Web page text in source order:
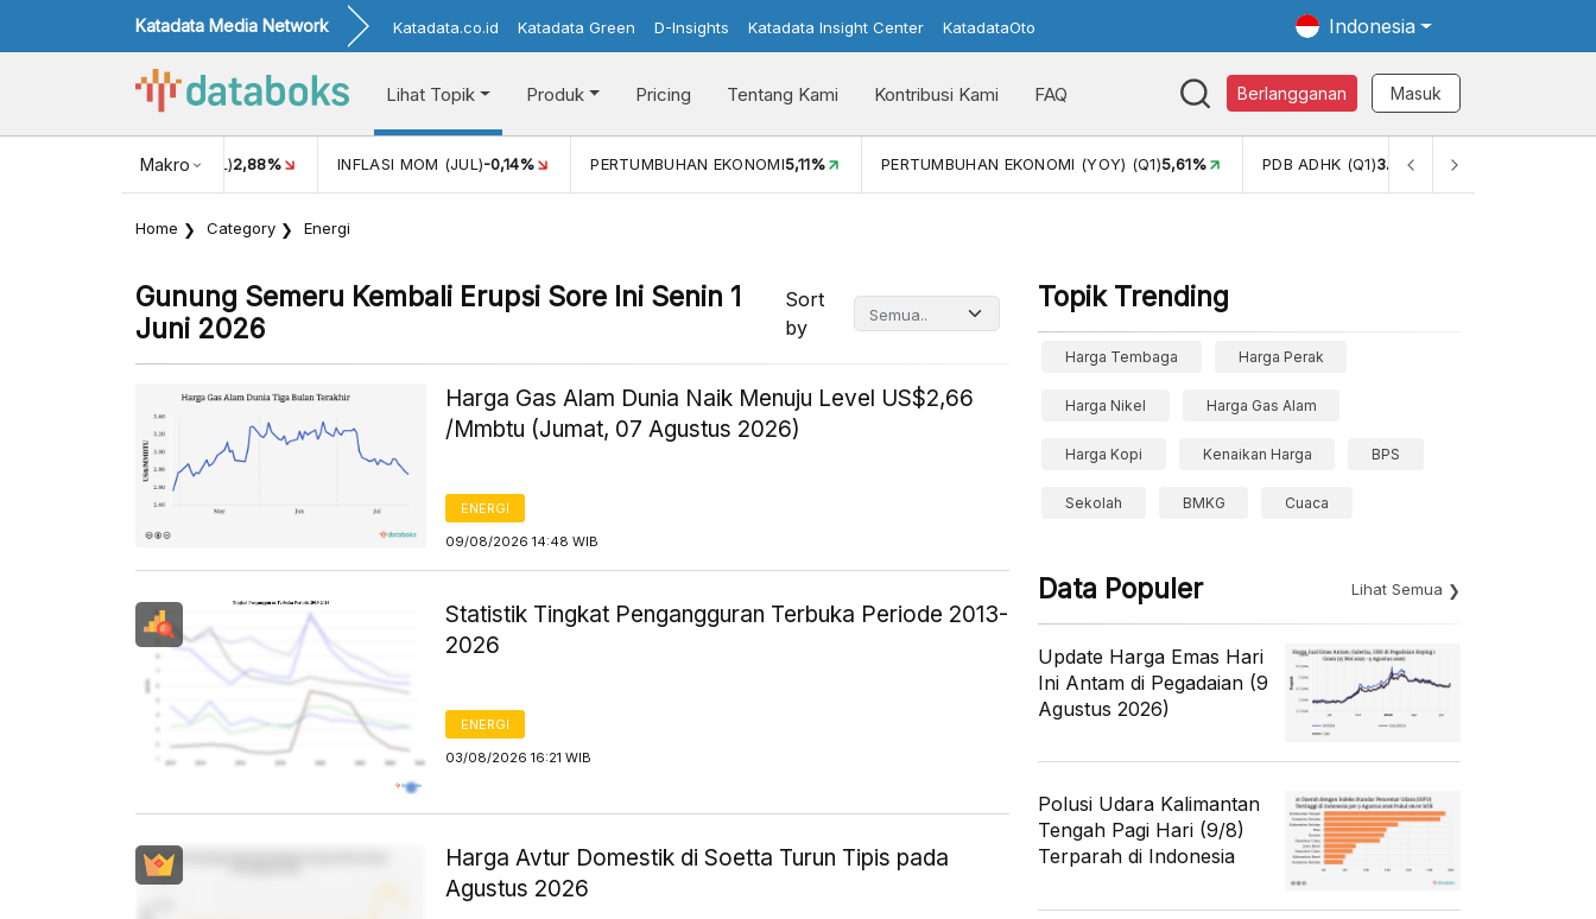
Katadata Media Network Katadata.co.id Katadata Green D-Insights Katadata Insight Center KatadataOto Indonesia
Lihat Topik Produk Pricing Tentang Kami Kontribusi Kami FAQ Berlangganan Masuk
Makro
INFLASI MOM (JUL)-0,14% PERTUMBUHAN EKONOMI5,11% PERTUMBUHAN EKONOMI (YOY) (Q1) 5,61% PDB ADHK (Q1) 3.447,70 GINI RASIO (SEM2)0,38 PERSENTASE
Home Category Energi
Gunung Semeru Kembali Erupsi Sore Ini Senin 1
Juni 2026
Sort
by
Harga Gas Alam Dunia Naik Menuju Level US$2,66
/Mmbtu (Jumat, 07 Agustus 2026)
ENERGI
09/08/2026 14:48 WIB
Statistik Tingkat Pengangguran Terbuka Periode 2013-
2026
ENERGI
03/08/2026 16:21 WIB
Harga Avtur Domestik di Soetta Turun Tipis pada
Agustus 2026
Topik Trending
Harga Tembaga Harga Perak
Harga Nikel Harga Gas Alam
Harga Kopi Kenaikan Harga BPS
Sekolah BMKG Cuaca
Data Populer Lihat Semua
Update Harga Emas Hari
Ini Antam di Pegadaian (9
Agustus 2026)
Polusi Udara Kalimantan
Tengah Pagi Hari (9/8)
Terparah di Indonesia